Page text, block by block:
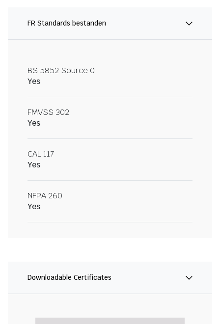
FR Standards bestanden
BS 5852 Source 0
Yes
FMVSS 302
Yes
CAL 117
Yes
NFPA 260
Yes
Downloadable Certificates